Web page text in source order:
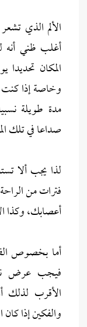
الألم الذي
أغلب ظني أنه
المكان
مدة طويلة
صداعا في تلك
لذا يجب ألا
فترات من
أعصابك، وكذا
أما بخصوص
فيجب عرض
الأقرب لذلك
والفكين إذا